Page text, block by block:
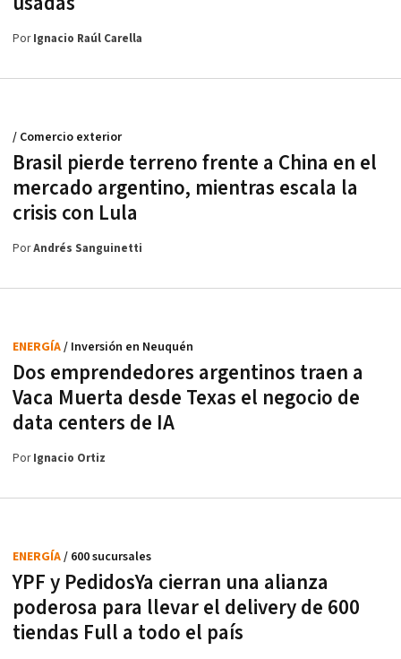
PorIgnacio Raúl Carella
Brasil pierde terreno frente a China en el
mercado argentino, mientras escala la
crisis con Lula
/ Comercio exterior
PorAndrés Sanguinetti
Dos emprendedores argentinos traen a
Vaca Muerta desde Texas el negocio de
data centers de IA
ENERGÍA/ Inversión en Neuquén
PorIgnacio Ortiz
YPF y PedidosYa cierran una alianza
poderosa para llevar el delivery de 600
tiendas Full a todo el país
ENERGÍA/ 600 sucursales